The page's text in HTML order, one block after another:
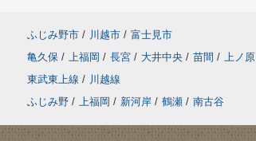
ふじみ野市 / 川越市 / 富士見市
亀久保 / 上福岡 / 長宮 / 大井中央 / 苗間 / 上ノ原
東武東上線 / 川越線
ふじみ野 / 上福岡 / 新河岸 / 鶴瀬 / 南古谷